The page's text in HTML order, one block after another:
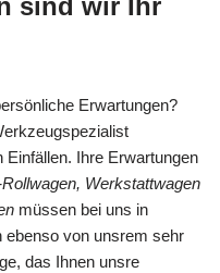
Erwartungen?
Ihre Erwartungen
Werkstattwagen
müssen bei uns in
ebenso von unsrem sehr
das Ihnen unsre